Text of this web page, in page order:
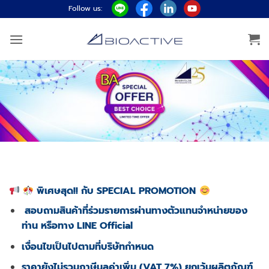
to
content
Follow us:
พิเศษสุด!! กับ SPECIAL PROMOTION
สอบถามสินค้าที่ร่วมรายการผ่านทางตัวแทนจำหน่ายของ
ท่าน หรือทาง LINE Official
เงื่อนไขเป็นไปตามที่บริษัทกำหนด